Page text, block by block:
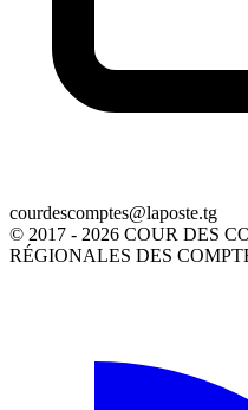
gt.etsopal@setpmocsedruoc
© 2017 - 2026 COUR DES
RÉGIONALES DES